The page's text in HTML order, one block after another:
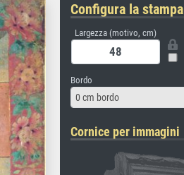
Configura la stampa
Largezza (motivo, cm)
Bordo
0 cm bordo
Cornice per immagini